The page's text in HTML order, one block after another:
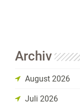
Archiv
August 2026
Juli 2026